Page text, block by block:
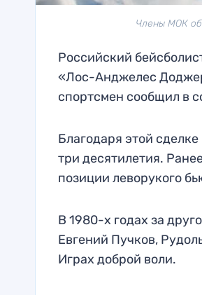
Члены МОК
Российский
«Лос-Анджелес
спортсмен сообщил в
Благодаря этой
три десятилетия.
позиции леворукого
В 1980-х годах за
Евгений Пучков,
Играх доброй воли.